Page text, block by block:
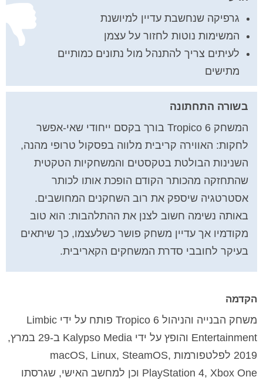
גרפיקה שנחשבת עדיין למיושנת
המשימות נוטות לחזור על עצמן
לעיתים צריך להתנהל מול נתונים כמותיים
מתישים
בשורה התחתונה
המשחק Tropico 6 בורך בקסם ייחודי שאי-אפשר
לחקות: האווירה קריבית מלווה בפסקול טרופי מהנה,
השנינות הבולטת בטקסטים והמשחקיות הטקטית
שהתחזקה מהכותר הקודם הופכת אותו לכותר
אסטרטגיה שיספק את רוב השחקנים המחושבים.
באותה נשימה חשוב לצנן את ההתלהבות: הוא טוב
מקודמיו אך עדיין משחק פושר כשלעצמו, כך שיתאים
בעיקר לחובבי סדרת המשחקים הקאריבית.
הקדמה
משחק הבנייה והניהול Tropico 6 פותח על ידי Limbic
Entertainment והופץ על ידי Kalypso Media ב-29 במרץ,
2019 לפלטפורמות macOS, Linux, SteamOS,
PlayStation 4, Xbox One וכן למחשב האישי, שגרסתו